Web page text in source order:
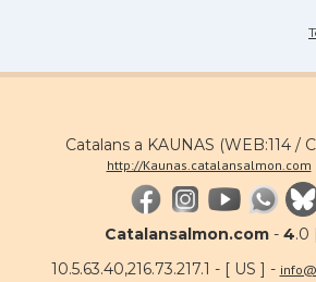
Catalans a KAUNAS (WEB:114 /
http://Kaunas.catalansalmon.com
Catalansalmon.com - 4.0
10.5.63.40,216.73.217.1 - [ US ] -